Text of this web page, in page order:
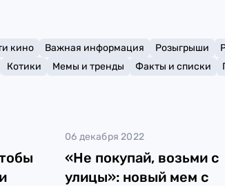
кино Важная информация Розыгрыши
Котики Мемы и тренды Факты и списки
06 декабря 2022
«Не покупай, возьми с
улицы»: новый мем с